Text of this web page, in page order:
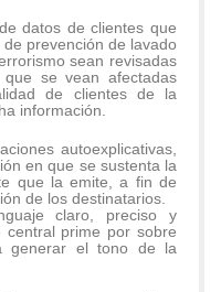
datos de clientes que
prevención de lavado
sean revisadas
se vean afectadas
de clientes de la
información.
autoexplicativas,
en que se sustenta la
que la emite, a fin de
de los destinatarios.
claro, preciso y
prime por sobre
generar el tono de la